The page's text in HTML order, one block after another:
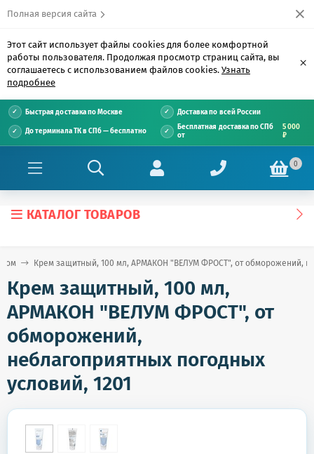
Полная версия сайта
Этот сайт использует файлы cookies для более комфортной
работы пользователя. Продолжая просмотр страниц сайта, вы
соглашаетесь с использованием файлов cookies. Узнать
подробнее
×
Быстрая доставка по Москве Доставка по всей России
До терминала ТК в СПб — бесплатно
Бесплатная доставка по СПб
от
5 000
₽
0
КАТАЛОГ ТОВАРОВ
Крем защитный, 100 мл, АРМАКОН "ВЕЛУМ ФРОСТ", от обморожений,
Крем защитный, 100 мл,
АРМАКОН "ВЕЛУМ ФРОСТ", от
обморожений,
неблагоприятных погодных
условий, 1201